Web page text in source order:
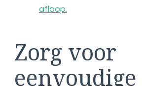
afloop.
Zorg voor
eenvoudige